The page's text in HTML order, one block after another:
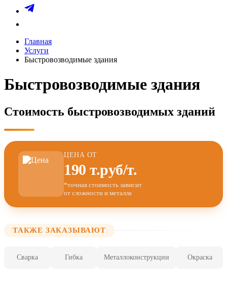
Главная
Услуги
Быстровозводимые здания
Быстровозводимые здания
Стоимость быстровозводимых зданий
ЦЕНА ОТ
190 т.руб/т.
*точная стоимость зависит
от сложности и металла
ТАКЖЕ ЗАКАЗЫВАЮТ
Сварка Гибка Металлоконструкции Окраска